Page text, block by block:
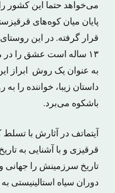
می‌خواهد حتما این کشور
پایان میان کوه‌های
قرار گرفته. در این
۱۳ ساله است عشق را در
به عنوان یک روش ابراز
داستان زیبا، خواننده را
باشکوه می‌برد.
آیتماتف در آثارش با
قرقیزی و با آشنایی به
تاریخ سرزمینش را جهانی و
دوران سیاه استالینیستی